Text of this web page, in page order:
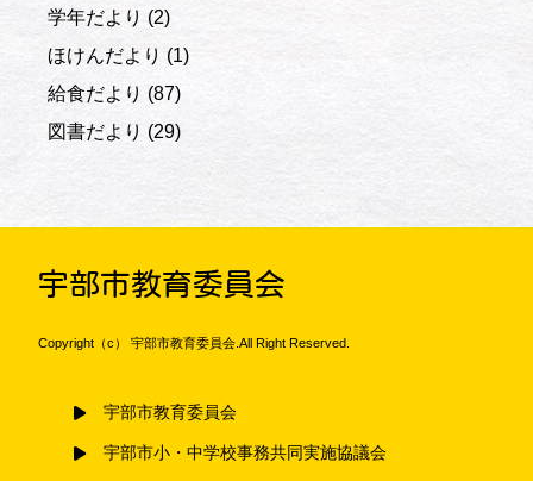
学年だより (2)
ほけんだより (1)
給食だより (87)
図書だより (29)
宇部市教育委員会
Copyright（c） 宇部市教育委員会.All Right Reserved.
宇部市教育委員会
宇部市小・中学校事務共同実施協議会